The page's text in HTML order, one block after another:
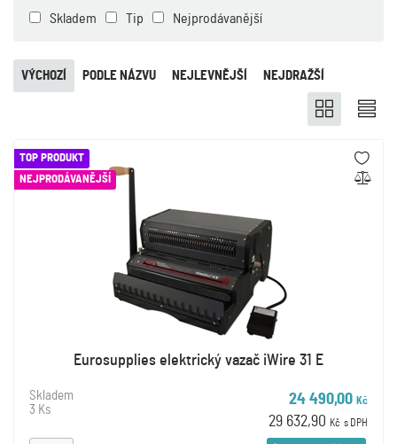
Skladem Tip Nejprodávanější
NEJLEVNĚJŠÍ NEJDRAŽŠÍ
PODLE NÁZVU
VÝCHOZÍ
TOP PRODUKT
NEJPRODÁVANĚJŠÍ
Eurosupplies elektrický vazač iWire 31 E
Skladem
3 Ks
24 490,00 Kč
29 632,90 Kč s DPH